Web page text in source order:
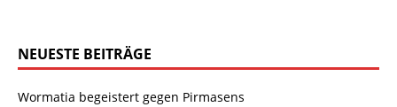
NEUESTE BEITRÄGE
Wormatia begeistert gegen Pirmasens